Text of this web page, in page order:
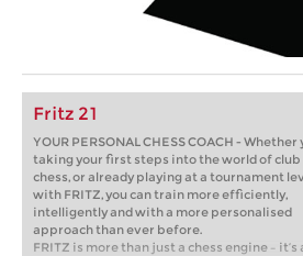
Fritz 21
YOUR PERSONAL CHESS COACH - Whether
taking your first steps into the world of club
chess, or already playing at a tournament
with FRITZ, you can train more efficiently,
intelligently and with a more personalised
approach than ever before.
FRITZ is more than just a chess engine – it’s